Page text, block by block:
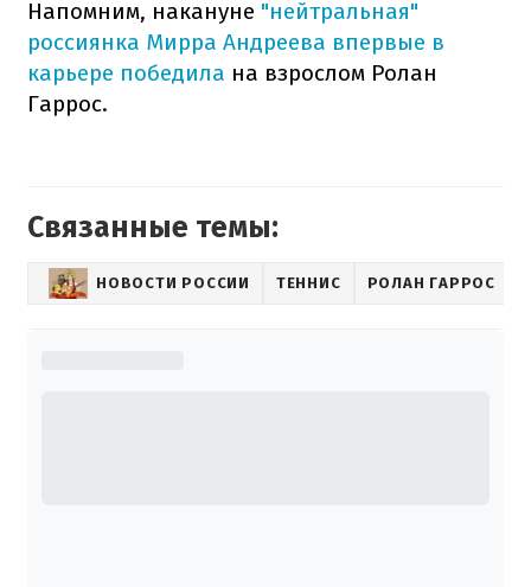
Напомним, накануне "нейтральная"
россиянка Мирра Андреева впервые в
карьере победила на взрослом Ролан
Гаррос.
Связанные темы:
НОВОСТИ РОССИИ ТЕННИС РОЛАН ГАРРОС